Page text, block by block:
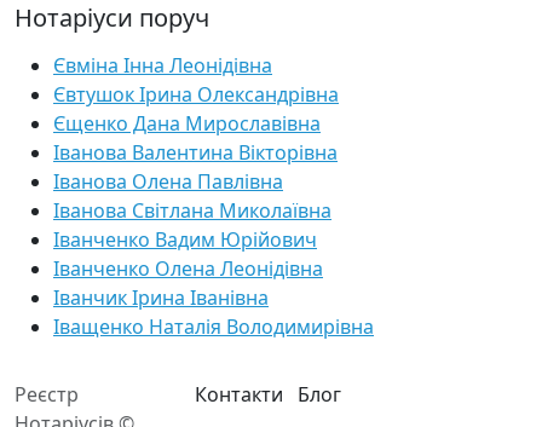
Нотаріуси поруч
Євміна Інна Леонідівна
Євтушок Ірина Олександрівна
Єщенко Дана Мирославівна
Іванова Валентина Вікторівна
Іванова Олена Павлівна
Іванова Світлана Миколаївна
Іванченко Вадим Юрійович
Іванченко Олена Леонідівна
Іванчик Ірина Іванівна
Іващенко Наталія Володимирівна
Реєстр
Контакти Блог